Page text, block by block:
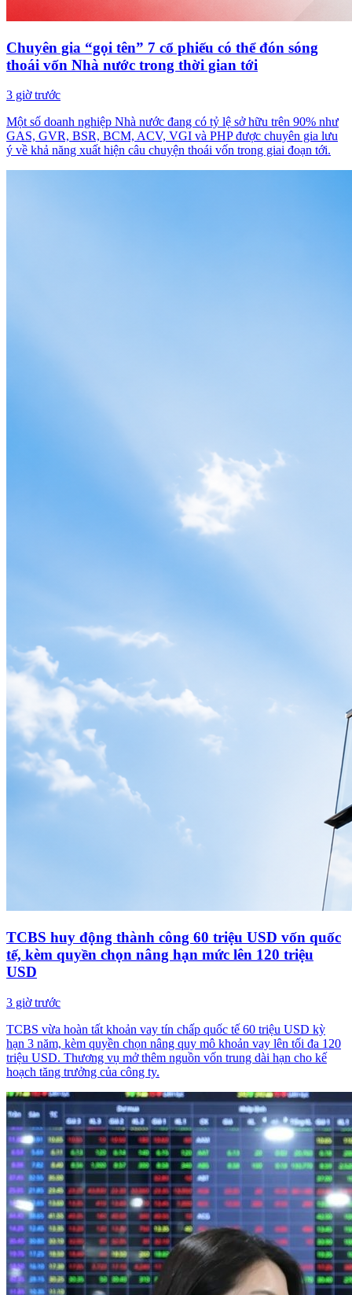
Chuyên gia “gọi tên” 7 cổ phiếu có thể đón sóng
thoái vốn Nhà nước trong thời gian tới
3 giờ trước
Một số doanh nghiệp Nhà nước đang có tỷ lệ sở hữu trên 90% như
GAS, GVR, BSR, BCM, ACV, VGI và PHP được chuyên gia lưu
ý về khả năng xuất hiện câu chuyện thoái vốn trong giai đoạn tới.
TCBS huy động thành công 60 triệu USD vốn quốc
tế, kèm quyền chọn nâng hạn mức lên 120 triệu
USD
3 giờ trước
TCBS vừa hoàn tất khoản vay tín chấp quốc tế 60 triệu USD kỳ
hạn 3 năm, kèm quyền chọn nâng quy mô khoản vay lên tối đa 120
triệu USD. Thương vụ mở thêm nguồn vốn trung dài hạn cho kế
hoạch tăng trưởng của công ty.